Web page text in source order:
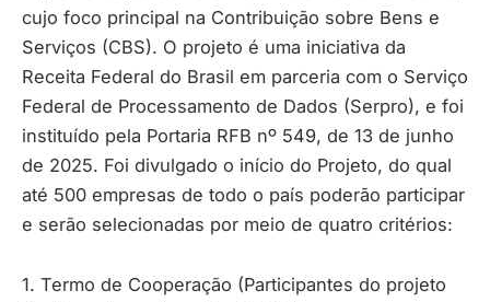
cujo foco principal na Contribuição sobre Bens e
Serviços (CBS). O projeto é uma iniciativa da
Receita Federal do Brasil em parceria com o Serviço
Federal de Processamento de Dados (Serpro), e foi
instituído pela Portaria RFB nº 549, de 13 de junho
de 2025. Foi divulgado o início do Projeto, do qual
até 500 empresas de todo o país poderão participar
e serão selecionadas por meio de quatro critérios:
1. Termo de Cooperação (Participantes do projeto